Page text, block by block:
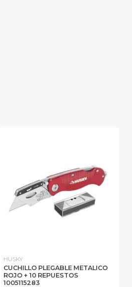
HUSKY
CUCHILLO PLEGABLE METALICO
ROJO + 10 REPUESTOS
1005115283